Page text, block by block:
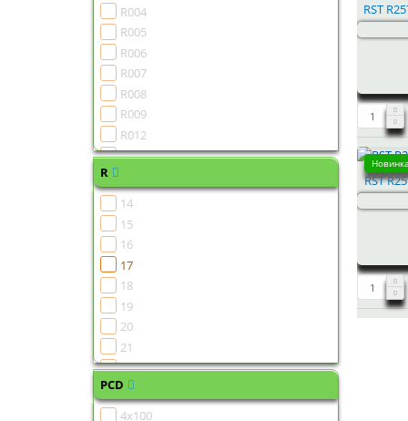
R004
R005
R006
R007
R008
R009
R012
R014
R016
R018
R022
R025
R027
R028
R029
R
14
15
16
17
18
19
20
21
22
PCD
4x100
RST
RST